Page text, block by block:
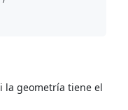
la geometría tiene el